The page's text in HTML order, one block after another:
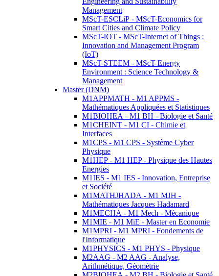
Management
MScT-ESCLiP - MScT-Economics for
Smart Cities and Climate Policy
MScT-IOT - MScT-Internet of Things :
Innovation and Management Program
(IoT)
MScT-STEEM - MScT-Energy
Environment : Science Technology &
Management
Master (DNM)
M1APPMATH - M1 APPMS -
Mathématiques Appliquées et Statistiques
M1BIOHEA - M1 BH - Biologie et Santé
M1CHEINT - M1 CI - Chimie et
Interfaces
M1CPS - M1 CPS - Système Cyber
Physique
M1HEP - M1 HEP - Physique des Hautes
Energies
M1IES - M1 IES - Innovation, Entreprise
et Société
M1MATHJHADA - M1 MJH -
Mathématiques Jacques Hadamard
M1MECHA - M1 Mech - Mécanique
M1MIE - M1 MiE - Master en Economie
M1MPRI - M1 MPRI - Fondements de
l'Informatique
M1PHYSICS - M1 PHYS - Physique
M2AAG - M2 AAG - Analyse,
Arithmétique, Géométrie